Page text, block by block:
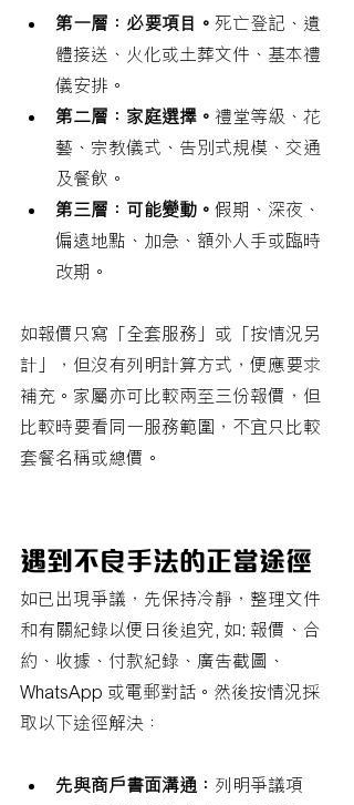
第一層：必要項目。 死亡登記、遺
體接送、火化或土葬文件、基本禮
儀安排。
第二層：家庭選擇。 禮堂等級、花
藝、宗教儀式、告別式規模、交通
及餐飲。
第三層：可能變動。 假期、深夜、
偏遠地點、加急、額外人手或臨時
改期。
如報價只寫「全套服務」或「按情況另
計」，但沒有列明計算方式，便應要求
補充。家屬亦可比較兩至三份報價，但
比較時要看同一服務範圍，不宜只比較
套餐名稱或總價。
遇到不良手法的正當途徑
如已出現爭議，先保持冷靜，整理文件
和有關紀錄以便日後追究, 如: 報價、合
約、收據、付款紀錄、廣告截圖、
WhatsApp 或電郵對話。然後按情況採
取以下途徑解決：
先與商戶書面溝通： 列明爭議項